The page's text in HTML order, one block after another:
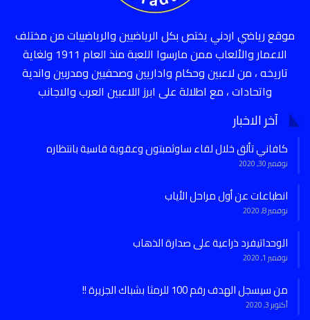
موقع رياضي اردني يختص بكل الرياضيين والرياضييات من مختلف
الاعمار والألعاب ممن مارسوا اللعبة منذ العام 1911 ولغاية
تاريخه ، من لاعبين وحكام واداريين وصحفيين ومدربين واندية
واتحادات ، مع اطلالة على ابرز اللاعبين العرب والاجانب
آخر الاخبار
كافاني تألق خلال لقاء ساوثمبتون وعقوبة قاسية بانتظاره
نوفمبر 30, 2020
انطباعات عن أول مراحل الأياب
نوفمبر 8, 2020
الوحداتيفرد ذراعية على صدارة الذهاب
نوفمبر 1, 2020
من سيسجل الهدف رقم 100 للرمثا بشباك الجزيرة !!
أكتوبر 3, 2020